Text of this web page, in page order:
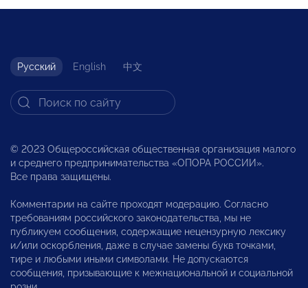
Русский English 中文
© 2023 Общероссийская общественная организация малого
и среднего предпринимательства «ОПОРА РОССИИ».
Все права защищены.
Комментарии на сайте проходят модерацию. Согласно
требованиям российского законодательства, мы не
публикуем сообщения, содержащие нецензурную лексику
и/или оскорбления, даже в случае замены букв точками,
тире и любыми иными символами. Не допускаются
сообщения, призывающие к межнациональной и социальной